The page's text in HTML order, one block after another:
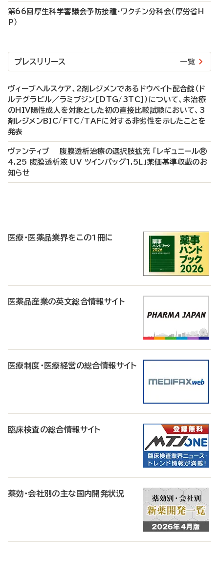
第66回厚生科学審議会予防接種・ワクチン分科会（厚労省H
P）
プレスリリース 一覧
ヴィーブヘルスケア、2剤レジメンであるドウベイト配合錠（ド
ルテグラビル／ラミブジン［DTG/3TC］）について、未治療
のHIV陽性成人を対象とした初の直接比較試験において、3
剤レジメンBIC/FTC/TAFに対する非劣性を示したことを
発表
ヴァンティブ 腹膜透析治療の選択肢拡充 「レギュニール®
4.25 腹膜透析液 UV ツインバッグ1.5L」薬価基準収載のお
知らせ
医療・医薬品業界をこの1冊に
医薬品産業の英文総合情報サイト
医療制度・医療経営の総合情報サイト
臨床検査の総合情報サイト
薬効・会社別の主な国内開発状況